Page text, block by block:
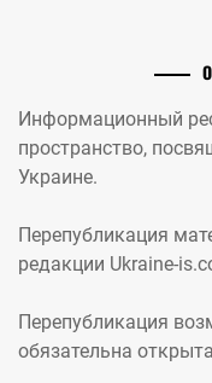
Информационный
пространство,
Украине.
Перепубликация
редакции Ukraine-
Перепубликация
обязательна